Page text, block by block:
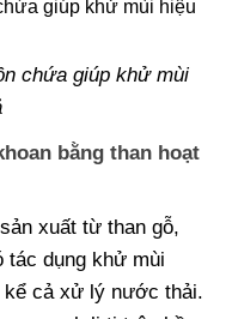
chứa giúp khử mùi
bằng than hoạt
xuất từ than gỗ,
tác dụng khử mùi
kể cả xử lý nước thải.